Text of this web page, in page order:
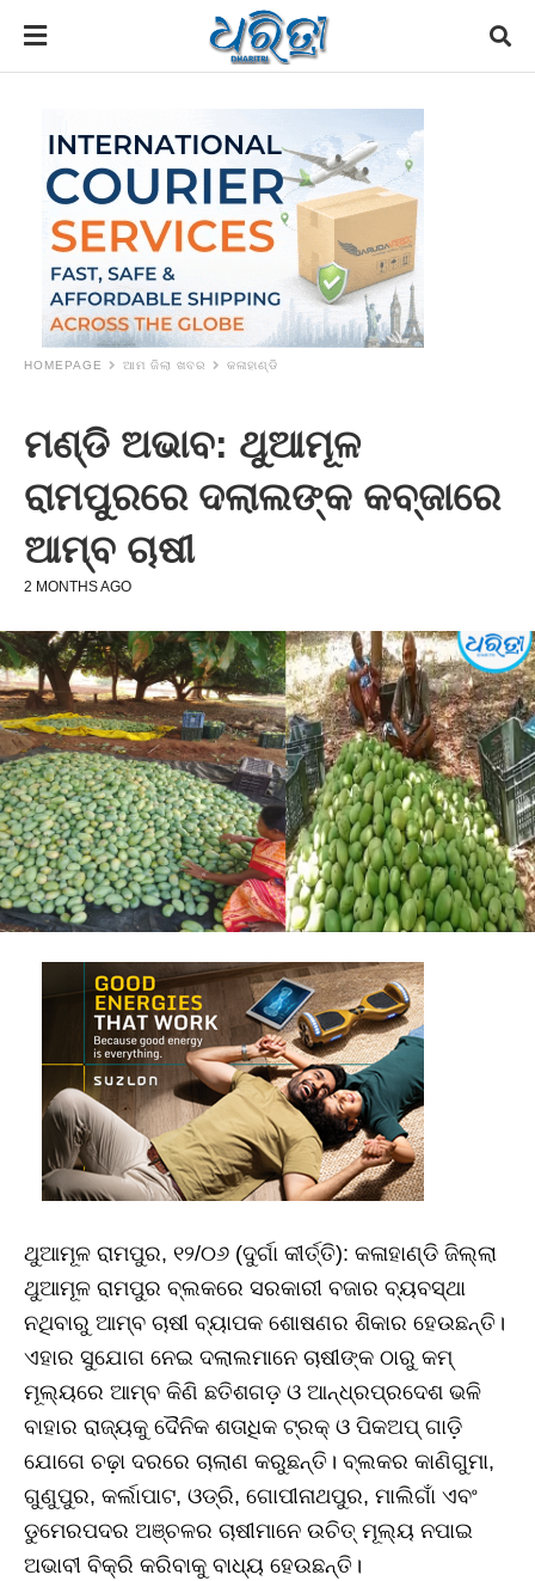
HOMEPAGE ଆମ ଜିଲା ଖବର କଳାହାଣ୍ଡି
ମଣ୍ଡି ଅଭାବ: ଥୁଆମୂଳ
ରାମପୁରରେ ଦଲାଲଙ୍କ କବ୍‌ଜାରେ
ଆମ୍ବ ଚାଷୀ
2 MONTHS AGO
ଥୁଆମୂଳ ରାମପୁର, ୧୨/୦୬ (ଦୁର୍ଗା କୀର୍ତ୍ତି): କଳାହାଣ୍ଡି ଜିଲ୍ଲା
ଥୁଆମୂଳ ରାମପୁର ବ୍ଲକରେ ସରକାରୀ ବଜାର ବ୍ୟବସ୍ଥା
ନଥିବାରୁ ଆମ୍ବ ଚାଷୀ ବ୍ୟାପକ ଶୋଷଣର ଶିକାର ହେଉଛନ୍ତି।
ଏହାର ସୁଯୋଗ ନେଇ ଦଲାଲମାନେ ଚାଷୀଙ୍କ ଠାରୁ କମ୍
ମୂଲ୍ୟରେ ଆମ୍ବ କିଣି ଛତିଶଗଡ଼ ଓ ଆନ୍ଧ୍ରପ୍ରଦେଶ ଭଳି
ବାହାର ରାଜ୍ୟକୁ ଦୈନିକ ଶତାଧିକ ଟ୍ରକ୍ ଓ ପିକଅପ୍ ଗାଡ଼ି
ଯୋଗେ ଚଢ଼ା ଦରରେ ଚାଲାଣ କରୁଛନ୍ତି। ବ୍ଲକର କାଣିଗୁମା,
ଗୁଣୁପୁର, କର୍ଲାପାଟ, ଓଡ୍ରି, ଗୋପୀନାଥପୁର, ମାଲିଗାଁ ଏବଂ
ଡୁମେରପଦର ଅଞ୍ଚଳର ଚାଷୀମାନେ ଉଚିତ୍ ମୂଲ୍ୟ ନପାଇ
ଅଭାବୀ ବିକ୍ରି କରିବାକୁ ବାଧ୍ୟ ହେଉଛନ୍ତି।